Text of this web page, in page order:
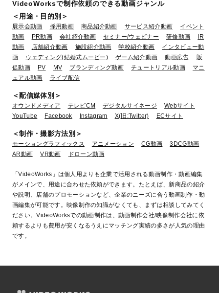
VideoWorksで制作依頼のできる動画ジャンル
＜用途・目的別＞
展示会動画 採用動画 商品紹介動画 サービス紹介動画
イベント
動画
PR動画 会社紹介動画 セミナー/ウェビナー 研修動画
IR
動画
店舗紹介動画 施設紹介動画 学校紹介動画
インタビュー動
画
ウェディング(結婚式ムービー) ゲーム紹介動画 動画広告
販
促動画
PV MV ブランディング動画 チュートリアル動画
マニ
ュアル動画
ライブ配信
＜配信媒体別＞
オウンドメディア テレビCM デジタルサイネージ
Webサイト
YouTube
Facebook Instagram X(旧:Twitter) ECサイト
＜制作・撮影方法別＞
モーショングラフィックス アニメーション CG動画
3DCG動画
AR動画
VR動画 ドローン動画
「VideoWorks」は個人用よりも企業で活用される動画制作・動画編集
がメインで、用途に合わせた依頼ができます。たとえば、新商品の紹介
や説明、店舗のプロモーションなど、企業のニーズに合う動画制作・動
画編集が可能です。映像制作の知識がなくても、まずは相談してみてく
ださい。VideoWorksでの動画制作は、動画制作会社/映像制作会社に依
頼するよりも費用が安くなるうえにマッチング実績の多さが人気の理由
です。